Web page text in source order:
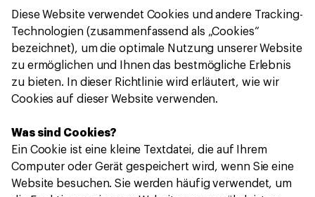
Diese Website verwendet Cookies und andere Tracking-
Technologien (zusammenfassend als „Cookies“
bezeichnet), um die optimale Nutzung unserer Website
zu ermöglichen und Ihnen das bestmögliche Erlebnis
zu bieten. In dieser Richtlinie wird erläutert, wie wir
Cookies auf dieser Website verwenden.
Was sind Cookies?
Ein Cookie ist eine kleine Textdatei, die auf Ihrem
Computer oder Gerät gespeichert wird, wenn Sie eine
Website besuchen. Sie werden häufig verwendet, um